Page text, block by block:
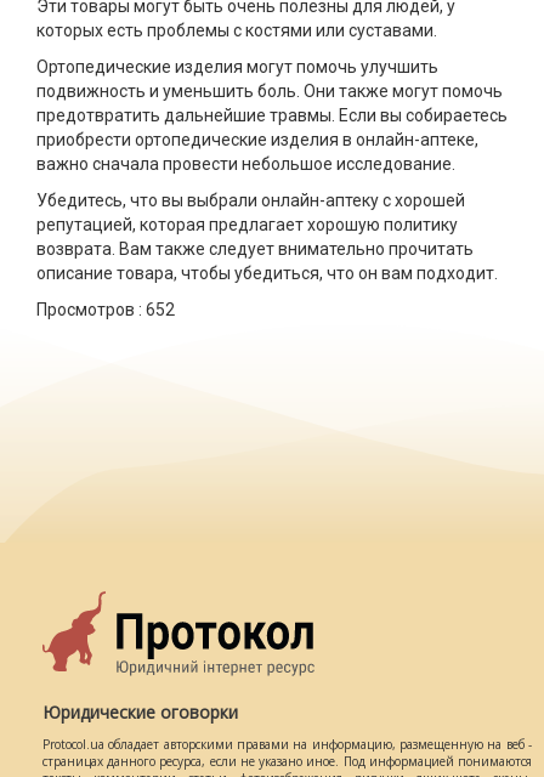
Эти товары могут быть очень полезны для людей, у
которых есть проблемы с костями или суставами.
Ортопедические изделия могут помочь улучшить
подвижность и уменьшить боль. Они также могут помочь
предотвратить дальнейшие травмы. Если вы собираетесь
приобрести ортопедические изделия в онлайн-аптеке,
важно сначала провести небольшое исследование.
Убедитесь, что вы выбрали онлайн-аптеку с хорошей
репутацией, которая предлагает хорошую политику
возврата. Вам также следует внимательно прочитать
описание товара, чтобы убедиться, что он вам подходит.
Просмотров : 652
Юридические оговорки
Protocol.ua обладает авторскими правами на информацию, размещенную на веб -
страницах данного ресурса, если не указано иное. Под информацией понимаются